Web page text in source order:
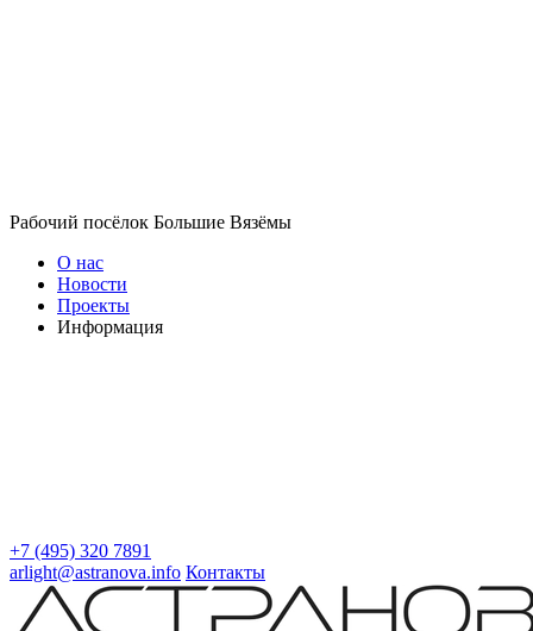
Рабочий посёлок Большие Вязёмы
О нас
Новости
Проекты
Информация
+7 (495) 320 7891
arlight@astranova.info Контакты